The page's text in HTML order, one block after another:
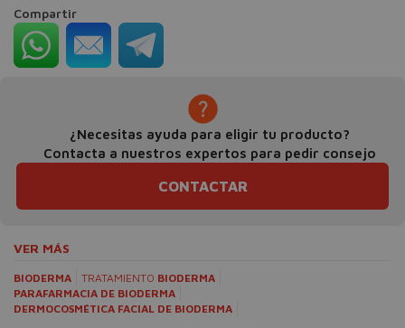
Compartir
¿Necesitas ayuda para eligir tu producto?
Contacta a nuestros expertos para pedir consejo
CONTACTAR
VER MÁS
BIODERMA TRATAMIENTO BIODERMA
PARAFARMACIA DE BIODERMA
DERMOCOSMÉTICA FACIAL DE BIODERMA